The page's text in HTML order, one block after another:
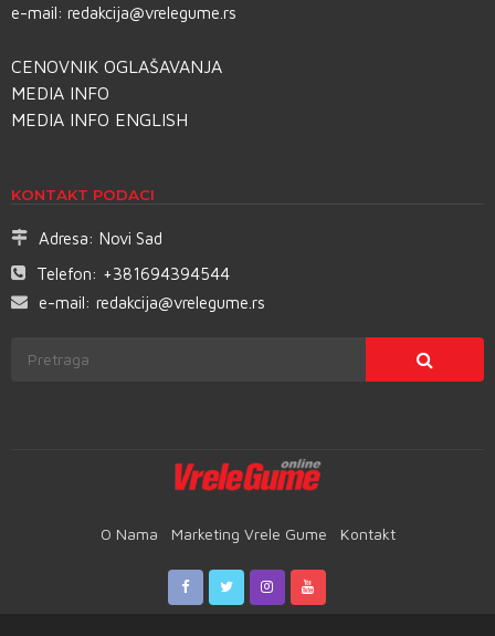
e-mail: redakcija@vrelegume.rs
CENOVNIK OGLAŠAVANJA
MEDIA INFO
MEDIA INFO ENGLISH
KONTAKT PODACI
Adresa: Novi Sad
Telefon: +381694394544
e-mail: redakcija@vrelegume.rs
O Nama Marketing Vrele Gume Kontakt